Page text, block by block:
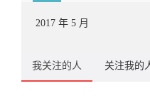
2017 年 5 月
我关注的人 关注我的